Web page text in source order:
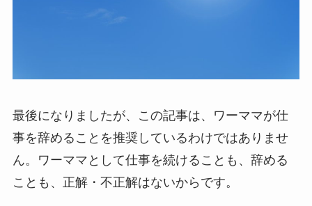
最後になりましたが、この記事は、ワーママが仕
事を辞めることを推奨しているわけではありませ
ん。ワーママとして仕事を続けることも、辞める
ことも、正解・不正解はないからです。